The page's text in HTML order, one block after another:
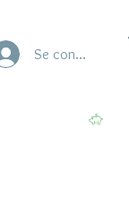
Se connecter
Ateliers